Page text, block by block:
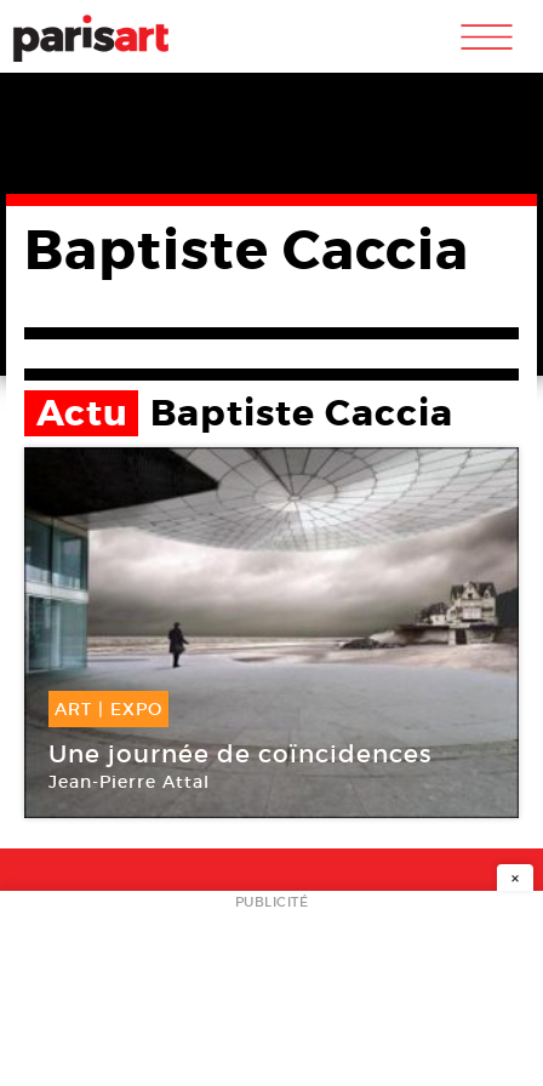
m
Baptiste Caccia
Actu Baptiste Caccia
ART | EXPO
18 Juin -29 Juin 2014
Une journée de coïncidences
Jean-Pierre Attal
NEWSLETTER
×
PUBLICITÉ